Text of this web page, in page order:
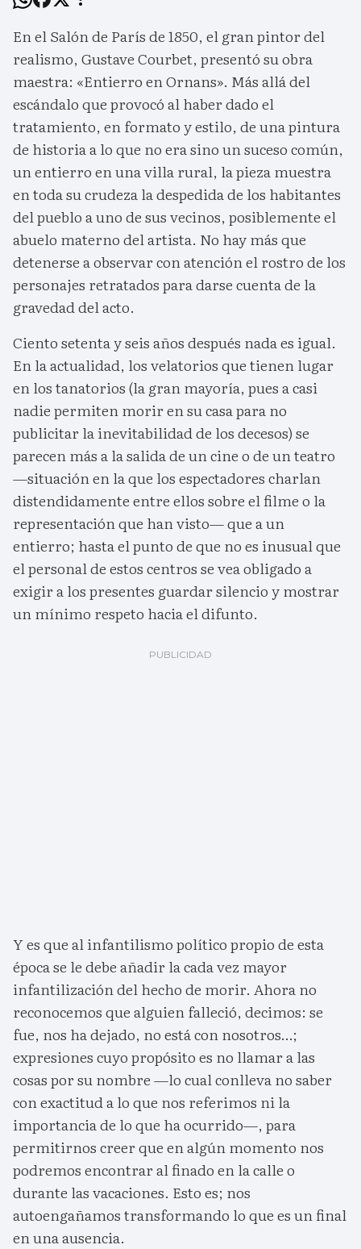
En el Salón de París de 1850, el gran pintor del
realismo, Gustave Courbet, presentó su obra
maestra: «Entierro en Ornans». Más allá del
escándalo que provocó al haber dado el
tratamiento, en formato y estilo, de una pintura
de historia a lo que no era sino un suceso común,
un entierro en una villa rural, la pieza muestra
en toda su crudeza la despedida de los habitantes
del pueblo a uno de sus vecinos, posiblemente el
abuelo materno del artista. No hay más que
detenerse a observar con atención el rostro de los
personajes retratados para darse cuenta de la
gravedad del acto.
Ciento setenta y seis años después nada es igual.
En la actualidad, los velatorios que tienen lugar
en los tanatorios (la gran mayoría, pues a casi
nadie permiten morir en su casa para no
publicitar la inevitabilidad de los decesos) se
parecen más a la salida de un cine o de un teatro
—situación en la que los espectadores charlan
distendidamente entre ellos sobre el filme o la
representación que han visto— que a un
entierro; hasta el punto de que no es inusual que
el personal de estos centros se vea obligado a
exigir a los presentes guardar silencio y mostrar
un mínimo respeto hacia el difunto.
Y es que al infantilismo político propio de esta
época se le debe añadir la cada vez mayor
infantilización del hecho de morir. Ahora no
reconocemos que alguien falleció, decimos: se
fue, nos ha dejado, no está con nosotros…;
expresiones cuyo propósito es no llamar a las
cosas por su nombre —lo cual conlleva no saber
con exactitud a lo que nos referimos ni la
importancia de lo que ha ocurrido—, para
permitirnos creer que en algún momento nos
podremos encontrar al finado en la calle o
durante las vacaciones. Esto es; nos
autoengañamos transformando lo que es un final
en una ausencia.